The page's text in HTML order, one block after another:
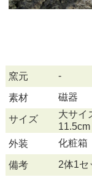
窯元 -
素材 磁器
サイズ
大サ
11.5cm
外装
化粧箱
備考 2体1